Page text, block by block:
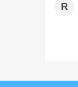
R